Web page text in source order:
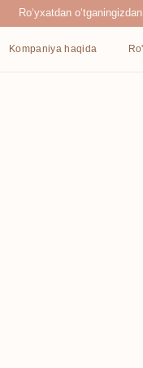
o‘tganingizdan so‘ng
Ro'yxatdan
haqida